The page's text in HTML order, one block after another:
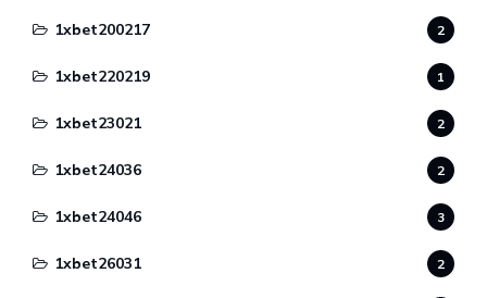
1xbet200217 2
1xbet220219 1
1xbet23021 2
1xbet24036 2
1xbet24046 3
1xbet26031 2